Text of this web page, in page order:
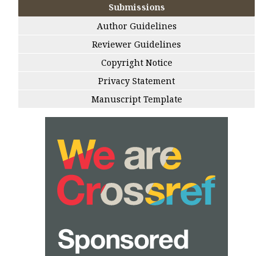
Submissions
Author Guidelines
Reviewer Guidelines
Copyright Notice
Privacy Statement
Manuscript Template